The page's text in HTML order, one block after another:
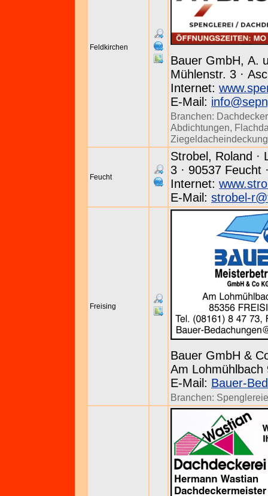
Feldkirchen
Bauer GmbH, A.
Mühlenstr. 3 ·
Internet:
E-Mail:
Branchen:
Abdichtungen,
Feucht
Strobel, Roland ·
3 · 90537 Feucht
Internet:
E-Mail: strobel-
Freising
Bauer GmbH &
Am Lohmühlbach
E-Mail: Bauer-
Branchen: